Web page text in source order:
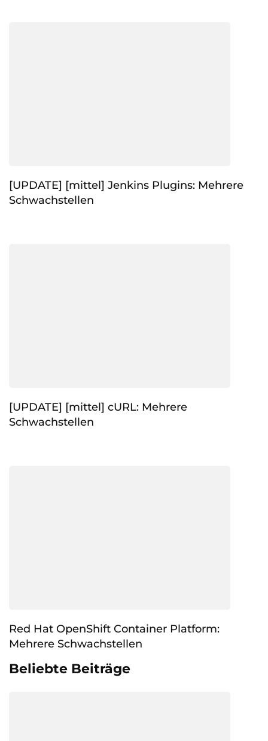
[UPDATE] [mittel] Jenkins Plugins: Mehrere
Schwachstellen
[UPDATE] [mittel] cURL: Mehrere
Schwachstellen
Red Hat OpenShift Container Platform:
Mehrere Schwachstellen
Beliebte Beiträge